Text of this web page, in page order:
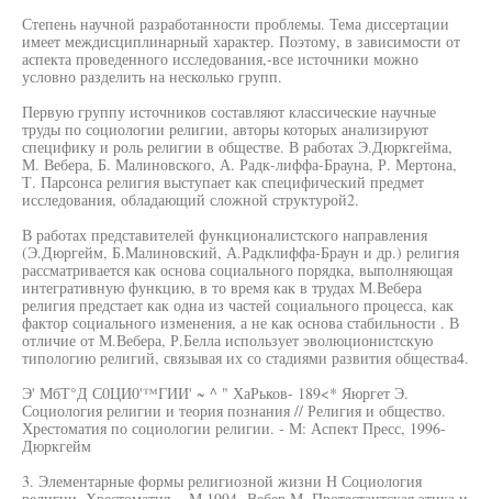
Степень научной разработанности проблемы. Тема диссертации
имеет междисциплинарный характер. Поэтому, в зависимости от
аспекта проведенного исследования,-все источники можно
условно разделить на несколько групп.
Первую группу источников составляют классические научные
труды по социологии религии, авторы которых анализируют
специфику и роль религии в обществе. В работах Э.Дюркгейма,
М. Вебера, Б. Малиновского, А. Радк-лиффа-Брауна, Р. Мертона,
Т. Парсонса религия выступает как специфический предмет
исследования, обладающий сложной структурой2.
В работах представителей функционалистского направления
(Э.Дюргейм, Б.Малиновский, А.Радклиффа-Браун и др.) религия
рассматривается как основа социального порядка, выполняющая
интегративную функцию, в то время как в трудах М.Вебера
религия предстает как одна из частей социального процесса, как
фактор социального изменения, а не как основа стабильности . В
отличие от М.Вебера, Р.Белла использует эволюционистскую
типологию религий, связывая их со стадиями развития общества4.
Э' МбТ°Д С0ЦИ0'™ГИИ' ~ ^ " ХаРьков- 189<* Яюргет Э.
Социология религии и теория познания // Религия и общество.
Хрестоматия по социологии религии. - М: Аспект Пресс, 1996-
Дюркгейм
3. Элементарные формы религиозной жизни Н Социология